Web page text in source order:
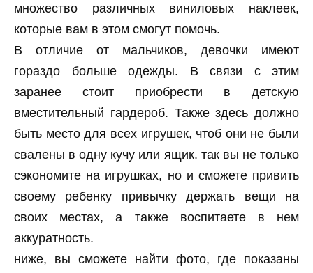
множество различных виниловых наклеек,
которые вам в этом смогут помочь.
В отличие от мальчиков, девочки имеют
гораздо больше одежды. В связи с этим
заранее стоит приобрести в детскую
вместительный гардероб. Также здесь должно
быть место для всех игрушек, чтоб они не были
свалены в одну кучу или ящик. так вы не только
сэкономите на игрушках, но и сможете привить
своему ребенку привычку держать вещи на
своих местах, а также воспитаете в нем
аккуратность.
ниже, вы сможете найти фото, где показаны